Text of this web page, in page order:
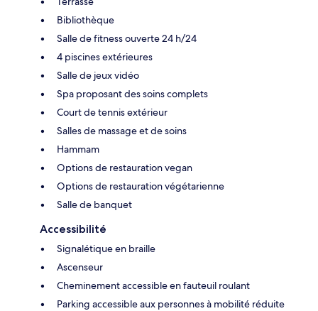
Bibliothèque
Salle de fitness ouverte 24 h/24
4 piscines extérieures
Salle de jeux vidéo
Spa proposant des soins complets
Court de tennis extérieur
Salles de massage et de soins
Hammam
Options de restauration vegan
Options de restauration végétarienne
Salle de banquet
Accessibilité
Signalétique en braille
Ascenseur
Cheminement accessible en fauteuil roulant
Parking accessible aux personnes à mobilité réduite